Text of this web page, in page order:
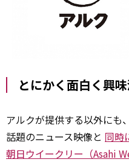
とにかく面白く興
アルクが提供する以外にも
話題のニュース映像と 同時
朝日ウイークリー（Asahi